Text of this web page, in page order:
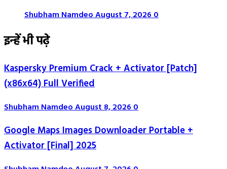
Shubham NamdeoAugust 7, 20260
इन्हें भी पढ़े
Kaspersky Premium Crack + Activator [Patch]
(x86x64) Full Verified
Shubham NamdeoAugust 8, 20260
Google Maps Images Downloader Portable +
Activator [Final] 2025